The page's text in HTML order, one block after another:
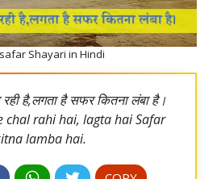
Shayari in Hindi
है,लगता है सफर कितना लंबा है।
chal rahi hai, lagta hai Safar
lamba hai.